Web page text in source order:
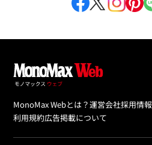
MonoMax Webとは？運営会社採用情報
利用規約広告掲載について